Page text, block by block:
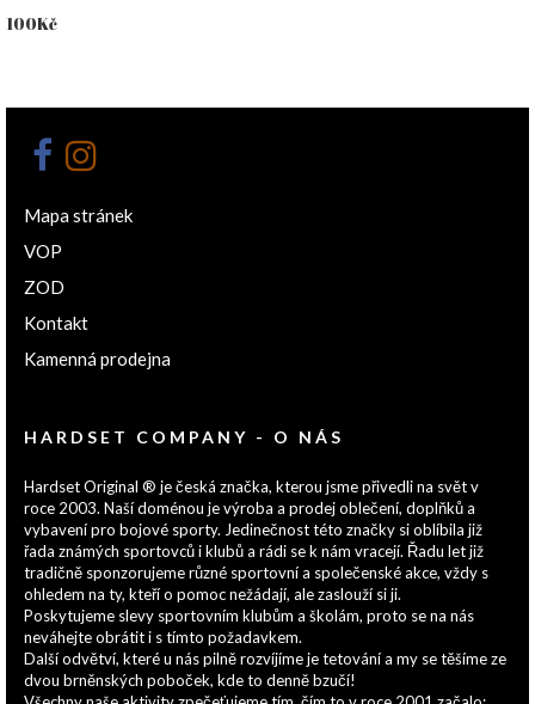
100Kč
Mapa stránek
VOP
ZOD
Kontakt
Kamenná prodejna
HARDSET COMPANY - O NÁS
Hardset Original ® je česká značka, kterou jsme přivedli na svět v
roce 2003. Naší doménou je výroba a prodej oblečení, doplňků a
vybavení pro bojové sporty. Jedinečnost této značky si oblíbila již
řada známých sportovců i klubů a rádi se k nám vracejí. Řadu let již
tradičně sponzorujeme různé sportovní a společenské akce, vždy s
ohledem na ty, kteří o pomoc nežádají, ale zaslouží si ji.
Poskytujeme slevy sportovním klubům a školám, proto se na nás
neváhejte obrátit i s tímto požadavkem.
Další odvětví, které u nás pilně rozvíjíme je tetování a my se těšíme ze
dvou brněnských poboček, kde to denně bzučí!